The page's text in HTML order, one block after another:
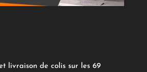
livraison de colis sur les 69